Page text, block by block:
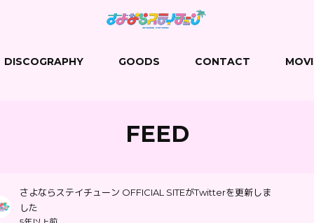
DISCOGRAPHY GOODS CONTACT
FEED
さよならステイチューン OFFICIAL SITEがTwitterを更新しま
した